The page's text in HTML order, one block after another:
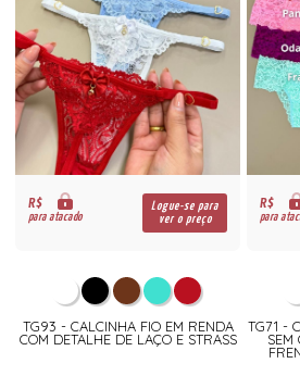
R$
para atacado
Logue-se para
ver o preço
TG93 - CALCINHA FIO EM RENDA
COM DETALHE DE LAÇO E STRASS
R$
para
TG71 -
SEM